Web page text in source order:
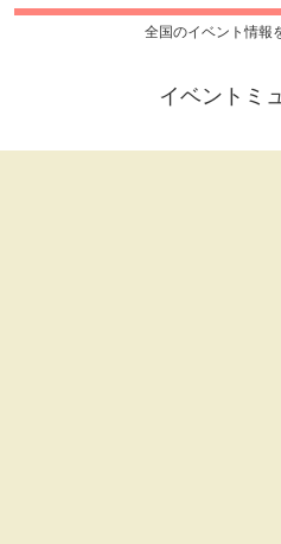
全国のイベント情報
イベントミ